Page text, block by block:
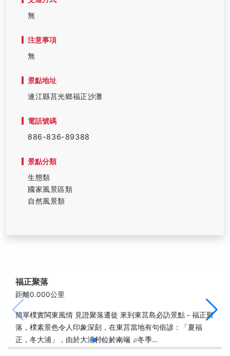
無
注意事項
無
景點地址
連江縣莒光鄉福正沙灘
電話號碼
886-836-89388
景點分類
生態類
國家風景區類
自然風景類
福正聚落
距離0.000公里
簡單樸實閩東風情 見證聚落遷徙 來到東莒島必訪景點－福正聚
落，樸素景色令人印象深刻，在東莒當地有句俗諺：「夏福
正，冬大浦」，由於大浦村位於南端，冬季…